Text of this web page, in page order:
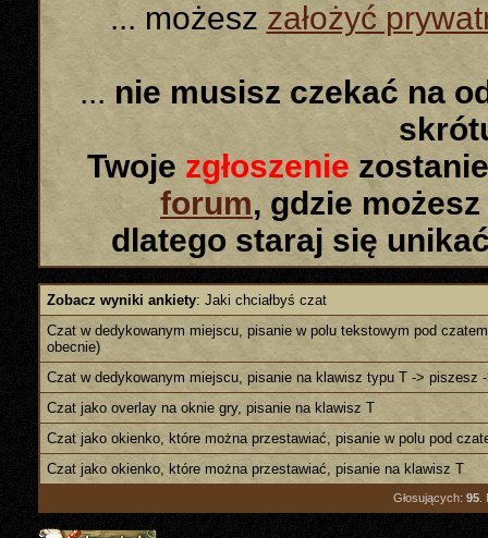
... możeszzałożyć
... nie musisz czekać na
Twoje zgłoszenie
forum, gdzie
dlatego staraj się
Zobacz wyniki ankiety: Jaki chciałbyś czat
Czat w dedykowanym miejscu, pisanie w polu tekstowym pod
obecnie)
Czat w dedykowanym miejscu, pisanie na klawisz typu T -> piszesz
Czat jako overlay na oknie gry, pisanie na klawisz T
Czat jako okienko, które można przestawiać, pisanie w polu pod
Czat jako okienko, które można przestawiać, pisanie na klawisz T
Głosujących: 95